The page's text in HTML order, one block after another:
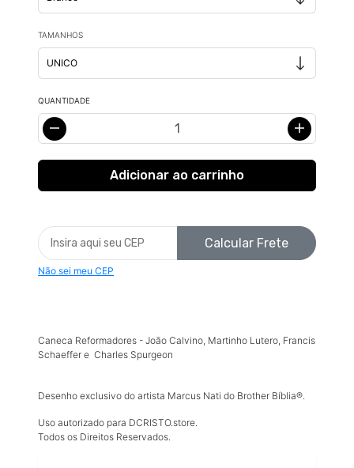
TAMANHOS
QUANTIDADE
Calcular Frete
Não sei meu CEP
Caneca Reformadores - João Calvino, Martinho Lutero, Francis
Schaeffer e Charles Spurgeon
Desenho exclusivo do artista Marcus Nati do Brother Bíblia®.
Uso autorizado para DCRISTO.store.
Todos os Direitos Reservados.